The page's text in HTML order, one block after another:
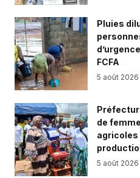
Pluies
FCFA
5 août 2026
de
5 août 2026